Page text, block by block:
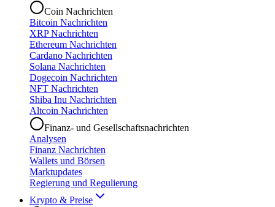
Coin Nachrichten
Bitcoin Nachrichten
XRP Nachrichten
Ethereum Nachrichten
Cardano Nachrichten
Solana Nachrichten
Dogecoin Nachrichten
NFT Nachrichten
Shiba Inu Nachrichten
Altcoin Nachrichten
Finanz- und Gesellschaftsnachrichten
Analysen
Finanz Nachrichten
Wallets und Börsen
Marktupdates
Regierung und Regulierung
Krypto & Preise